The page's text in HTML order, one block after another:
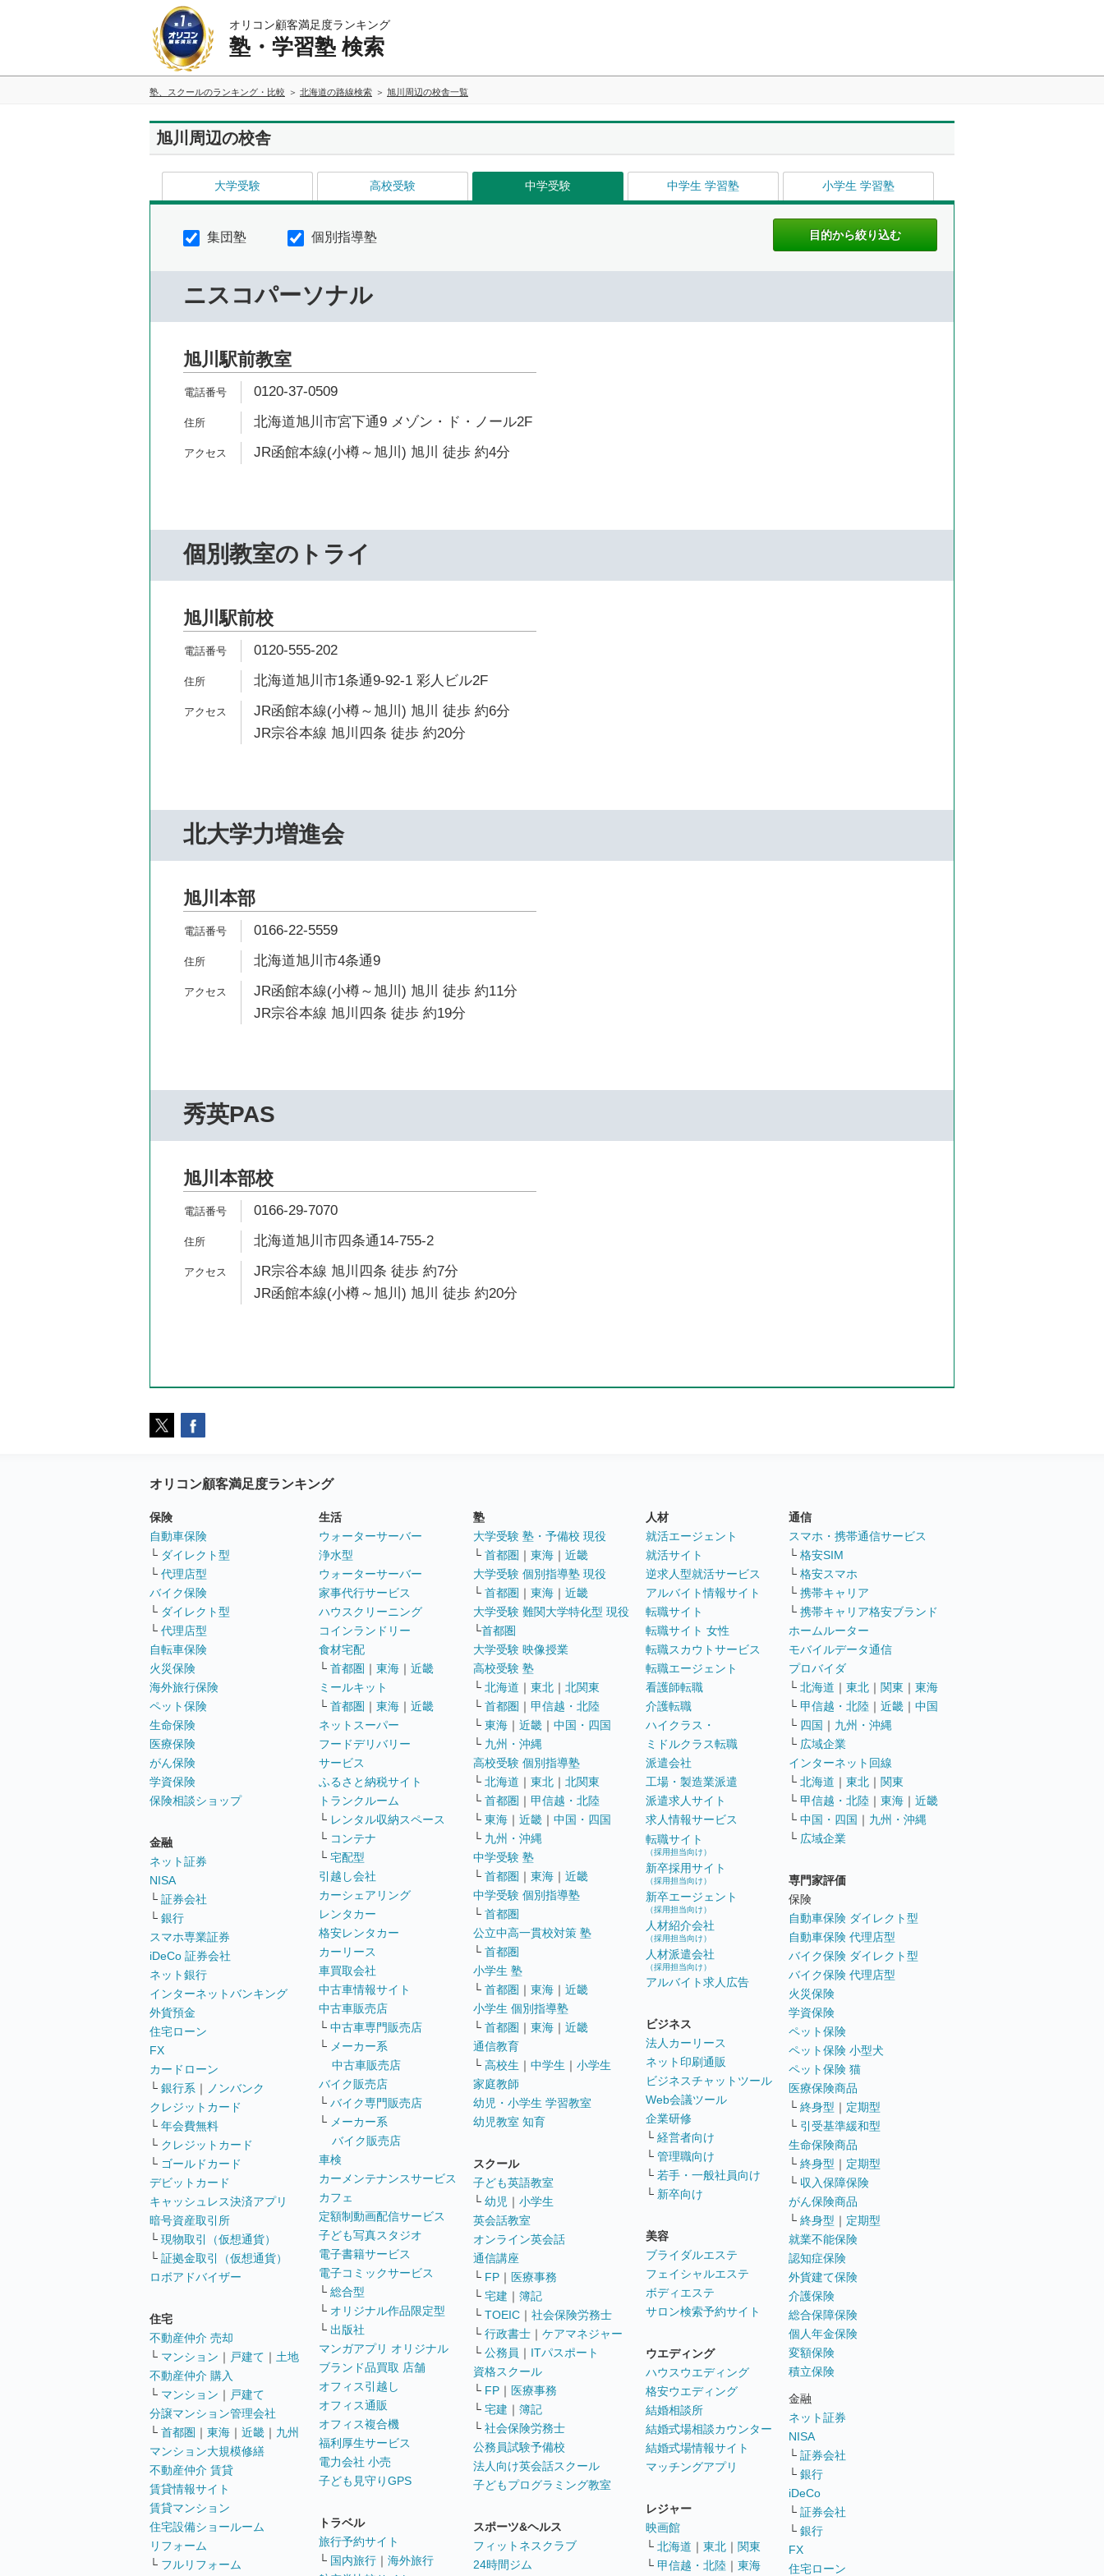
オリコン顧客満足度ランキング
塾・学習塾 検索
塾、スクールのランキング・比較 北海道の路線検索 旭川周辺の校舎一覧
旭川周辺の校舎
大学受験 高校受験 中学受験 中学生 学習塾 小学生 学習塾
集団塾 個別指導塾
ニスコパーソナル
旭川駅前教室
0120-37-0509
北海道旭川市宮下通9 メゾン・ド・ノール2F
JR函館本線(小樽～旭川) 旭川 徒歩 約4分
個別教室のトライ
旭川駅前校
0120-555-202
北海道旭川市1条通9-92-1 彩人ビル2F
JR函館本線(小樽～旭川) 旭川 徒歩 約6分
JR宗谷本線 旭川四条 徒歩 約20分
北大学力増進会
旭川本部
0166-22-5559
北海道旭川市4条通9
JR函館本線(小樽～旭川) 旭川 徒歩 約11分
JR宗谷本線 旭川四条 徒歩 約19分
秀英PAS
旭川本部校
0166-29-7070
北海道旭川市四条通14-755-2
JR宗谷本線 旭川四条 徒歩 約7分
JR函館本線(小樽～旭川) 旭川 徒歩 約20分
オリコン顧客満足度ランキング
保険
自動車保険
└ ダイレクト型
└ 代理店型
バイク保険
└ ダイレクト型
└ 代理店型
自転車保険
火災保険
海外旅行保険
ペット保険
生命保険
医療保険
がん保険
学資保険
保険相談ショップ
金融
ネット証券
NISA
└ 証券会社
└ 銀行
スマホ専業証券
iDeCo 証券会社
ネット銀行
インターネットバンキング
外貨預金
住宅ローン
FX
カードローン
└ 銀行系 ｜
ノンバンク
クレジットカード
└ 年会費無料
└ クレジットカード
└ ゴールドカード
デビットカード
キャッシュレス決済アプリ
暗号資産取引所
└ 現物取引（仮想通貨）
└ 証拠金取引（仮想通貨）
ロボアドバイザー
住宅
不動産仲介 売却
└ マンション ｜ 戸建て ｜ 土地
不動産仲介 購入
└ マンション ｜ 戸建て
分譲マンション管理会社
└ 首都圏 ｜ 東海 ｜ 近畿 ｜ 九州
マンション大規模修繕
不動産仲介 賃貸
賃貸情報サイト
賃貸マンション
住宅設備ショールーム
リフォーム
└ フルリフォーム
生活
ウォーターサーバー
浄水型
ウォーターサーバー
家事代行サービス
ハウスクリーニング
コインランドリー
食材宅配
└ 首都圏 ｜ 東海 ｜ 近畿
ミールキット
└ 首都圏 ｜ 東海 ｜ 近畿
ネットスーパー
フードデリバリー
サービス
ふるさと納税サイト
トランクルーム
└ レンタル収納スペース
└ コンテナ
└ 宅配型
引越し会社
カーシェアリング
レンタカー
格安レンタカー
カーリース
車買取会社
中古車情報サイト
中古車販売店
└ 中古車専門販売店
└ メーカー系
中古車販売店
バイク販売店
└ バイク専門販売店
└ メーカー系
バイク販売店
車検
カーメンテナンスサービス
カフェ
定額制動画配信サービス
子ども写真スタジオ
電子書籍サービス
電子コミックサービス
└ 総合型
└ オリジナル作品限定型
└ 出版社
マンガアプリ オリジナル
ブランド品買取 店舗
オフィス引越し
オフィス通販
オフィス複合機
福利厚生サービス
電力会社 小売
子ども見守りGPS
トラベル
旅行予約サイト
└ 国内旅行 ｜ 海外旅行
塾
大学受験 塾・予備校 現役
└ 首都圏 ｜ 東海 ｜ 近畿
大学受験 個別指導塾 現役
└ 首都圏 ｜ 東海 ｜ 近畿
大学受験 難関大学特化型 現役
└首都圏
大学受験 映像授業
高校受験 塾
└ 北海道 ｜ 東北 ｜ 北関東
└ 首都圏 ｜ 甲信越・北陸
└ 東海 ｜ 近畿 ｜ 中国・四国
└ 九州・沖縄
高校受験 個別指導塾
└ 北海道 ｜ 東北 ｜ 北関東
└ 首都圏 ｜ 甲信越・北陸
└ 東海 ｜ 近畿 ｜ 中国・四国
└ 九州・沖縄
中学受験 塾
└ 首都圏 ｜ 東海 ｜ 近畿
中学受験 個別指導塾
└ 首都圏
公立中高一貫校対策 塾
└ 首都圏
小学生 塾
└ 首都圏 ｜ 東海 ｜ 近畿
小学生 個別指導塾
└ 首都圏 ｜ 東海 ｜ 近畿
通信教育
└ 高校生 ｜ 中学生 ｜ 小学生
家庭教師
幼児・小学生 学習教室
幼児教室 知育
スクール
子ども英語教室
└ 幼児 ｜ 小学生
英会話教室
オンライン英会話
通信講座
└ FP ｜ 医療事務
└ 宅建 ｜ 簿記
└ TOEIC ｜ 社会保険労務士
└ 行政書士 ｜ ケアマネジャー
└ 公務員 ｜ ITパスポート
資格スクール
└ FP ｜ 医療事務
└ 宅建 ｜ 簿記
└ 社会保険労務士
公務員試験予備校
法人向け英会話スクール
子どもプログラミング教室
スポーツ&ヘルス
フィットネスクラブ
24時間ジム
人材
就活エージェント
就活サイト
逆求人型就活サービス
アルバイト情報サイト
転職サイト
転職サイト 女性
転職スカウトサービス
転職エージェント
看護師転職
介護転職
ハイクラス・
ミドルクラス転職
派遣会社
工場・製造業派遣
派遣求人サイト
求人情報サービス
転職サイト
（採用担当向け）
新卒採用サイト
（採用担当向け）
新卒エージェント
（採用担当向け）
人材紹介会社
（採用担当向け）
人材派遣会社
（採用担当向け）
アルバイト求人広告
ビジネス
法人カーリース
ネット印刷通販
ビジネスチャットツール
Web会議ツール
企業研修
└ 経営者向け
└ 管理職向け
└ 若手・一般社員向け
└ 新卒向け
美容
ブライダルエステ
フェイシャルエステ
ボディエステ
サロン検索予約サイト
ウエディング
ハウスウエディング
格安ウエディング
結婚相談所
結婚式場相談カウンター
結婚式場情報サイト
マッチングアプリ
レジャー
映画館
└ 北海道 ｜ 東北 ｜ 関東
└ 甲信越・北陸 ｜ 東海
通信
スマホ・携帯通信サービス
└ 格安SIM
└ 格安スマホ
└ 携帯キャリア
└ 携帯キャリア格安ブランド
ホームルーター
モバイルデータ通信
プロバイダ
└ 北海道 ｜ 東北 ｜ 関東 ｜ 東海
└ 甲信越・北陸 ｜ 近畿 ｜ 中国
└ 四国 ｜ 九州・沖縄
└ 広域企業
インターネット回線
└ 北海道 ｜ 東北 ｜ 関東
└ 甲信越・北陸 ｜ 東海 ｜ 近畿
└ 中国・四国 ｜ 九州・沖縄
└ 広域企業
専門家評価
保険
自動車保険 ダイレクト型
自動車保険 代理店型
バイク保険 ダイレクト型
バイク保険 代理店型
火災保険
学資保険
ペット保険
ペット保険 小型犬
ペット保険 猫
医療保険商品
└ 終身型 ｜ 定期型
└ 引受基準緩和型
生命保険商品
└ 終身型 ｜ 定期型
└ 収入保障保険
がん保険商品
└ 終身型 ｜ 定期型
就業不能保険
認知症保険
外貨建て保険
介護保険
総合保障保険
個人年金保険
変額保険
積立保険
金融
ネット証券
NISA
└ 証券会社
└ 銀行
iDeCo
└ 証券会社
└ 銀行
FX
住宅ローン